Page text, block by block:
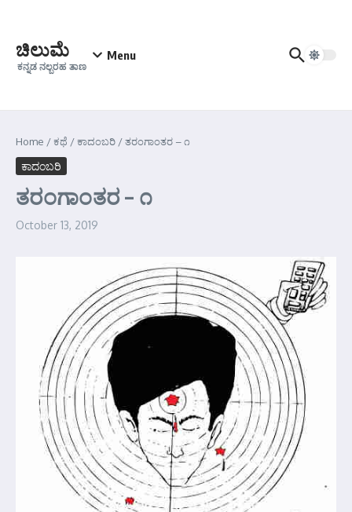
ಚಿಲುಮೆ
ಕನ್ನಡ ನಲ್ಬರಹ ತಾಣ
Menu
Home /ಕಥೆ /ಕಾದಂಬರಿ /ತರಂಗಾಂತರ – ೧
ಕಾದಂಬರಿ
ತರಂಗಾಂತರ – ೧
October 13, 2019